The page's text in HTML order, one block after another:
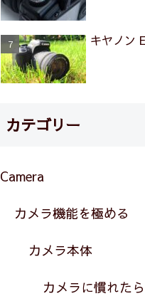
キヤノン
カテゴリー
Camera
カメラ機能を極める
カメラ本体
カメラに慣れたら